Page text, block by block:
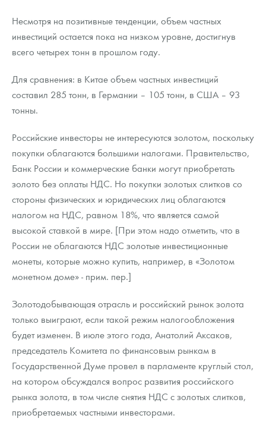
Несмотря на позитивные тенденции, объем частных
инвестиций остается пока на низком уровне, достигнув
всего четырех тонн в прошлом году.
Для сравнения: в Китае объем частных инвестиций
составил 285 тонн, в Германии – 105 тонн, в США – 93
тонны.
Российские инвесторы не интересуются золотом, поскольку
покупки облагаются большими налогами. Правительство,
Банк России и коммерческие банки могут приобретать
золото без оплаты НДС. Но покупки золотых слитков со
стороны физических и юридических лиц облагаются
налогом на НДС, равном 18%, что является самой
высокой ставкой в мире. [При этом надо отметить, что в
России не облагаются НДС золотые инвестиционные
монеты, которые можно купить, например, в «Золотом
монетном доме» - прим. пер.]
Золотодобывающая отрасль и российский рынок золота
только выиграют, если такой режим налогообложения
будет изменен. В июле этого года, Анатолий Аксаков,
председатель Комитета по финансовым рынкам в
Государственной Думе провел в парламенте круглый стол,
на котором обсуждался вопрос развития российского
рынка золота, в том числе снятия НДС с золотых слитков,
приобретаемых частными инвесторами.